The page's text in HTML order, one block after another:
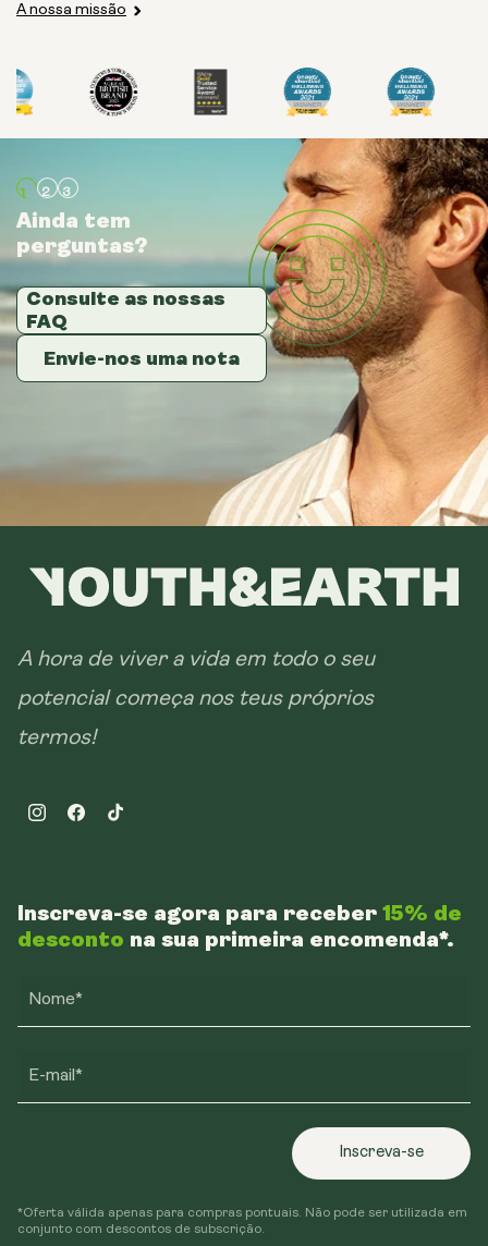
A nossa missão
Ainda tem
perguntas?
Consulte as nossas
FAQ
Envie-nos uma nota
Ainda tem
perguntas?
Consulte as nossas
FAQ
Envie-nos uma nota
Ainda tem
perguntas?
Consulte as nossas
FAQ
Envie-nos uma nota
A hora de viver a vida em todo o seu
potencial começa nos teus próprios
termos!
InstagramFacebookTikTok
Inscreva-se agora para receber 15% de
desconto na sua primeira encomenda*.
Nome*
E-mail*
Inscreva-se
*Oferta válida apenas para compras pontuais. Não pode ser utilizada em
conjunto com descontos de subscrição.